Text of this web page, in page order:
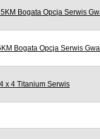
Bogata Opcja Serwis
Bogata Opcja Serwis
x 4 Titanium Serwis